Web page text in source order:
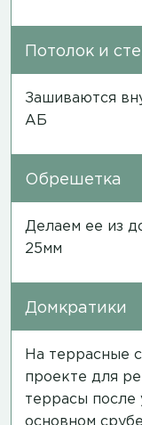
Потолок и
Зашиваются
АБ
Обрешетка
Делаем ее из
25мм
Домкратики
На террасные
проекте для
террасы после
основном